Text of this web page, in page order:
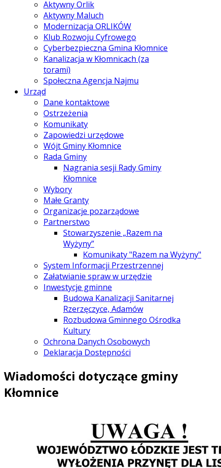
Aktywny Orlik
Aktywny Maluch
Modernizacja ORLIKÓW
Klub Rozwoju Cyfrowego
Cyberbezpieczna Gmina Kłomnice
Kanalizacja w Kłomnicach (za
torami)
Społeczna Agencja Najmu
Urząd
Dane kontaktowe
Ostrzeżenia
Komunikaty
Zapowiedzi urzędowe
Wójt Gminy Kłomnice
Rada Gminy
Nagrania sesji Rady Gminy
Kłomnice
Wybory
Małe Granty
Organizacje pozarządowe
Partnerstwo
Stowarzyszenie „Razem na
Wyżyny”
Komunikaty "Razem na Wyżyny"
System Informacji Przestrzennej
Załatwianie spraw w urzędzie
Inwestycje gminne
Budowa Kanalizacji Sanitarnej
Rzerzęczyce, Adamów
Rozbudowa Gminnego Ośrodka
Kultury
Ochrona Danych Osobowych
Deklaracja Dostępności
Wiadomości dotyczące gminy
Kłomnice